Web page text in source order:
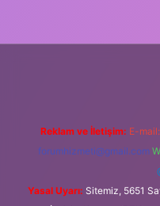
Reklam ve İletişim: E-mail:
forumhizmeti@gmail.com
Yasal Uyarı: Sitemiz, 5651